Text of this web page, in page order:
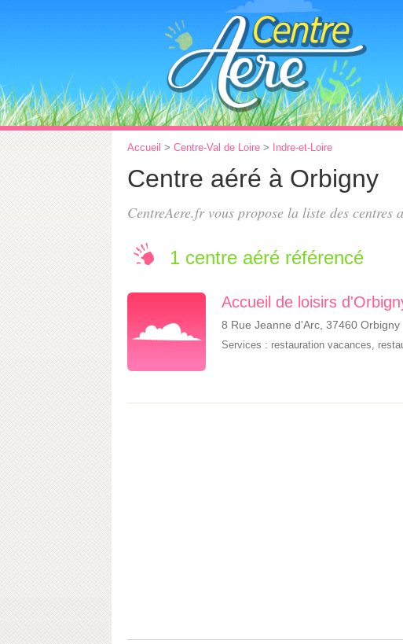
Accueil > Centre-Val de Loire > Indre-et-Loire
Centre aéré à Orbigny
CentreAere.fr vous propose la liste des centres
1 centre aéré référencé
Accueil de loisirs
8 Rue Jeanne d'Arc, 37460 Orbigny
Services : restauration vacances,